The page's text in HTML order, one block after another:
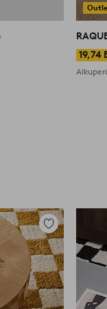
19,74
Lisää
suosikkeihin